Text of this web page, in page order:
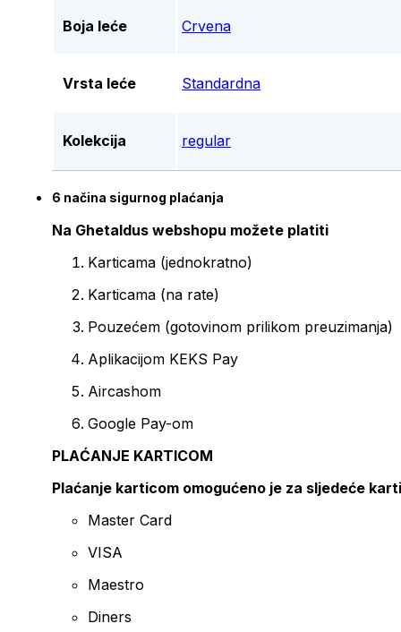
Boja leće Crvena
Vrsta leće Standardna
Kolekcija regular
6 načina sigurnog plaćanja
Na Ghetaldus webshopu možete platiti
Karticama (jednokratno)
Karticama (na rate)
Pouzećem (gotovinom prilikom preuzimanja)
Aplikacijom KEKS Pay
Aircashom
Google Pay-om
PLAĆANJE KARTICOM
Plaćanje karticom omogućeno je za sljedeće
Master Card
VISA
Maestro
Diners